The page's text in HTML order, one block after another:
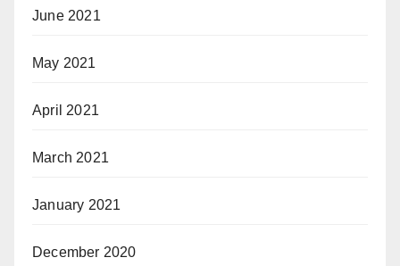
June 2021
May 2021
April 2021
March 2021
January 2021
December 2020